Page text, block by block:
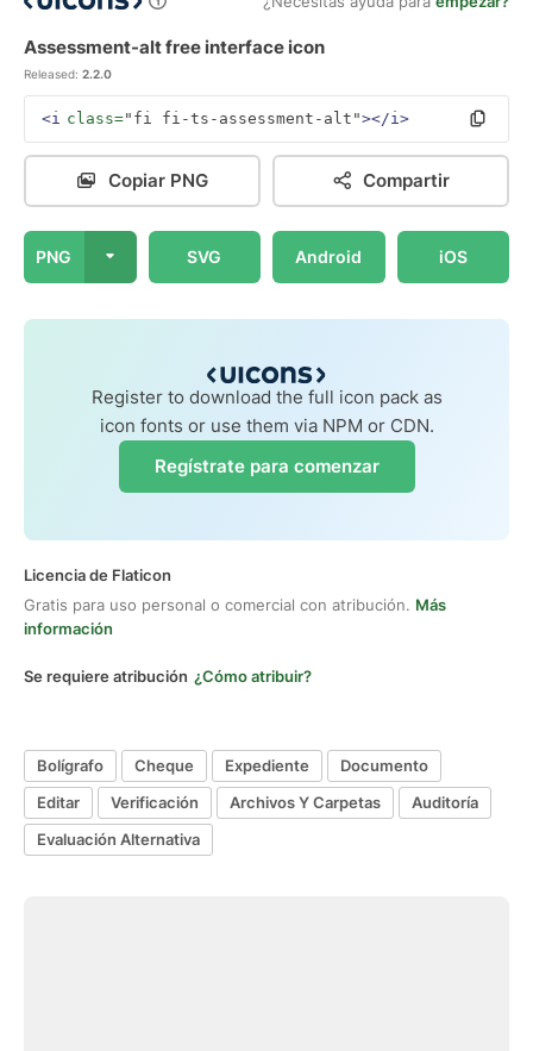
Assessment-alt free interface icon
Released: 2.2.0
<i class="fi fi-ts-assessment-alt"></i>
Copiar PNG Compartir
PNG SVG Android iOS
Register to download the full icon pack as
icon fonts or use them via NPM or CDN.
Regístrate para comenzar
Licencia de Flaticon
Gratis para uso personal o comercial con atribución. Más
información
Se requiere atribución ¿Cómo atribuir?
Bolígrafo Cheque Expediente
Documento
Editar
Verificación Archivos Y Carpetas
Auditoría
Evaluación Alternativa